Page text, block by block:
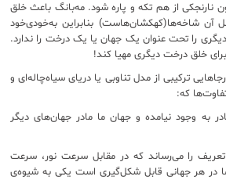
نارنجکی از هم تکه و پاره شود. مه‌بانگ باعث خلق
آن شاخه‌ها(کهکشان‌هاست) بنابراین به‌خودی‌خود
را تحت عنوان یک جهان یا یک درخت را ندارد.
برای خلق درخت دیگری مهیا کند!
ترکیبی از مدل تناوبی یا دریای سیاه‌چاله‌‌ای و
که:
به وجود نیامده و جهان ما مادر جهان‌های دیگر
را می‌رساند که در مقابل سرعت نور، سرعت
اما در هر جهانی قابل شکل‌گیری است یکی به شیوه‌ی